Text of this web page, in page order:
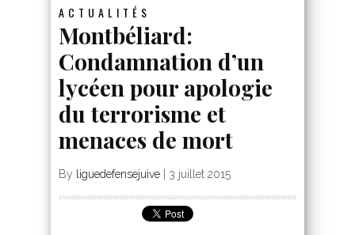
ACTUALITÉS
Montbéliard:
Condamnation d’un
lycéen pour apologie
du terrorisme et
menaces de mort
By liguedefensejuive 3 juillet 2015